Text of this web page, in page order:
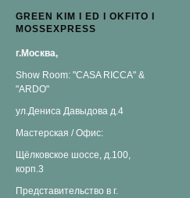
GREEN KIM I ED I OKFITO I
MOSSEXPRESS
г.Москва,
Show Room: "CASA RICCA" &
"ARDO"
ул.Дениса Давыдова д.4
Мастерская / Офис:
Щёлковское шоссе, д.100,
корп.3
Представительство в г.